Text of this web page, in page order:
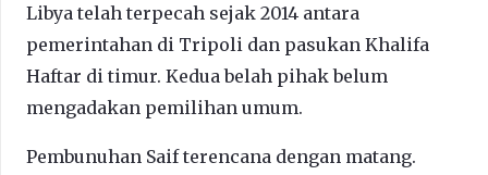
Libya telah terpecah sejak 2014 antara
pemerintahan di Tripoli dan pasukan Khalifa
Haftar di timur. Kedua belah pihak belum
mengadakan pemilihan umum.
Pembunuhan Saif terencana dengan matang.